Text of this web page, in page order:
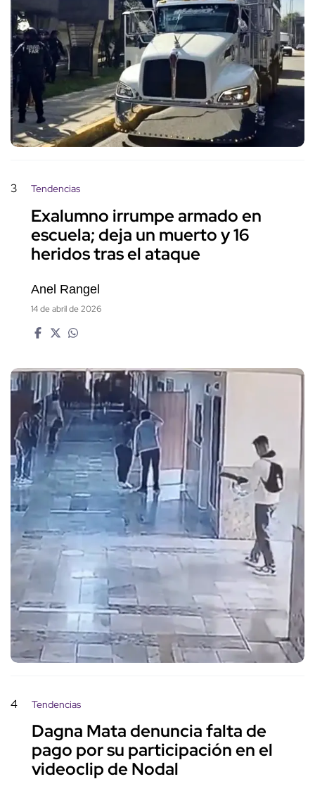
3 Tendencias
Exalumno irrumpe armado en
escuela; deja un muerto y 16
heridos tras el ataque
Anel Rangel
14 de abril de 2026
4 Tendencias
Dagna Mata denuncia falta de
pago por su participación en el
videoclip de Nodal